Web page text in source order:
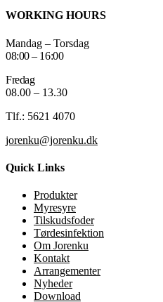
WORKING HOURS
Mandag – Torsdag
08:00 – 16:00
Fredag
08.00 – 13.30
Tlf.: 5621 4070
jorenku@jorenku.dk
Quick Links
Produkter
Myresyre
Tilskudsfoder
Tørdesinfektion
Om Jorenku
Kontakt
Arrangementer
Nyheder
Download